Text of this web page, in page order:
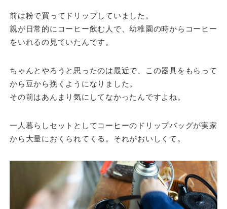
前は粉で買ってドリップしていました。
親が日常的にコーヒー飲む人で、幼稚園の時からコーヒー
をいれるの見ていたんです。
ちゃんとやろうと思ったのは最近で、この器具をもらって
から豆から挽くようになりました。
その前はあんまり気にしてなかったんですよね。
一人暮らしセットとしてコーヒーのドリップバッグが実家
から大量におくられてくる。それがおいしくて。